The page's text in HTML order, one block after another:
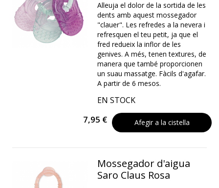
Alleuja el dolor de la sortida de les
dents amb aquest mossegador
"clauer". Les refredes a la nevera i
refresquen el teu petit, ja que el
fred redueix la inflor de les
genives. A més, tenen textures, de
manera que també proporcionen
un suau massatge. Fàcils d'agafar.
A partir de 6 mesos.
EN STOCK
7,95 € Afegir a la cistella
Mossegador d'aigua
Saro Claus Rosa